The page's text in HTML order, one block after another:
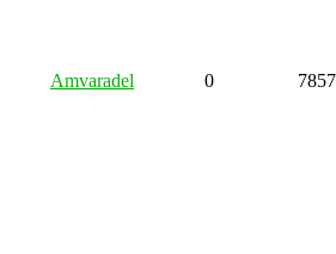
Amvaradel 0